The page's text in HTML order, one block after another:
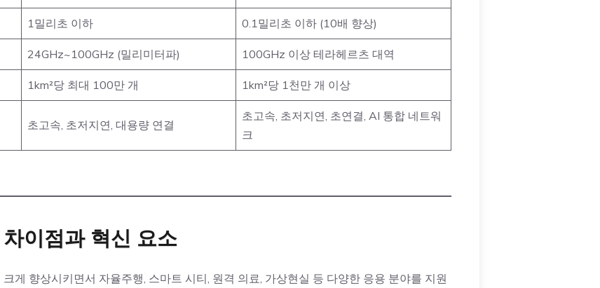
1밀리초 이하 0.1밀리초 이하 (10배 향상)
24GHz~100GHz (밀리미터파) 100GHz 이상 테라헤르츠 대역
1km²당 최대 100만 개 1km²당 1천만 개 이상
초고속, 초저지연, 대용량 연결
초고속, 초저지연, 초연결, AI 통합 네트워
크
이점과 혁신 요소
게 향상시키면서 자율주행, 스마트 시티, 원격 의료, 가상현실 등 다양한 응용 분야를 지원